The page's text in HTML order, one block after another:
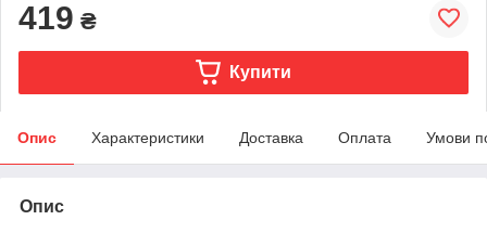
419 ₴
Купити
Опис Характеристики Доставка Оплата Умови
Опис